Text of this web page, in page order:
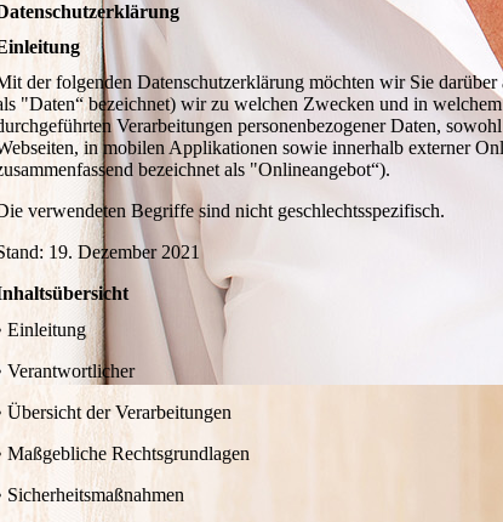
der folgenden Datenschutzerklärung möchten wir Sie
"Daten“ bezeichnet) wir zu welchen Zwecken und in
Verarbeitungen personenbezogener Daten,
in mobilen Applikationen sowie innerhalb externer
bezeichnet als "Onlineangebot“).
verwendeten Begriffe sind nicht geschlechtsspezifisch.
19. Dezember 2021
Einleitung
Verantwortlicher
Übersicht der Verarbeitungen
Maßgebliche Rechtsgrundlagen
Sicherheitsmaßnahmen